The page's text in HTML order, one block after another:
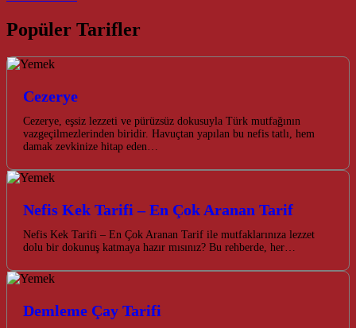
Popüler Tarifler
Cezerye
Cezerye, eşsiz lezzeti ve pürüzsüz dokusuyla Türk mutfağının
vazgeçilmezlerinden biridir. Havuçtan yapılan bu nefis tatlı, hem
damak zevkinize hitap eden…
Nefis Kek Tarifi – En Çok Aranan Tarif
Nefis Kek Tarifi – En Çok Aranan Tarif ile mutfaklarınıza lezzet
dolu bir dokunuş katmaya hazır mısınız? Bu rehberde, her…
Demleme Çay Tarifi